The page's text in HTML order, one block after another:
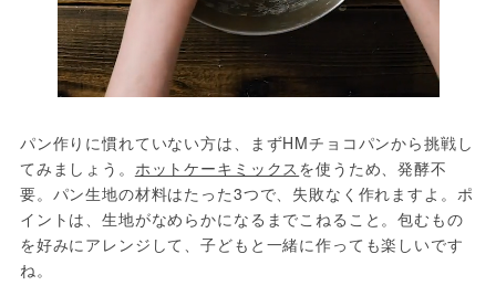
パン作りに慣れていない方は、まずHMチョコパンから挑戦し
てみましょう。 ホットケーキミックス を使うため、発酵不
要。パン生地の材料はたった3つで、失敗なく作れますよ。ポ
イントは、生地がなめらかになるまでこねること。包むもの
を好みにアレンジして、子どもと一緒に作っても楽しいです
ね。